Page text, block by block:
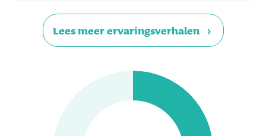
Lees meer ervaringsverhalen